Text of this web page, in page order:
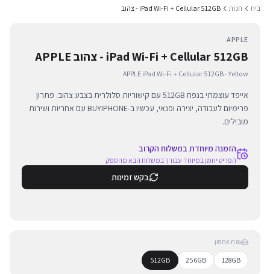
בית חנות iPad Wi-Fi + Cellular 512GB - צהוב
APPLE
iPad Wi-Fi + Cellular 512GB - צהוב APPLE
APPLE iPad Wi-Fi + Cellular 512GB - Yellow
אייפד עוצמתי בנפח 512GB עם קישוריות סלולרית בצבע צהוב. פתרון
פרימיום לעבודה, יצירה ופנאי, עכשיו ב-BUYIPHONE עם אחריות ושירות
מובילים.
הזמנה מיוחדת במשלוח הקרוב
הפריט יוזמן במיוחד עבורך במשלוח הבא מהספק
בקש זמינות
נפח אחסון
128GB
256GB
512GB